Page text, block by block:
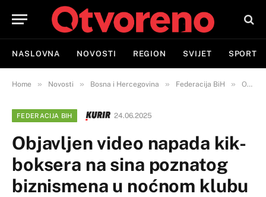
NASLOVNA NOVOSTI REGION SVIJET SPORT
Home » Novosti » Bosna i Hercegovina » Federacija BiH » Objavljen video napada kik-boksera na sina poznatog biznismena u noćnom klubu
FEDERACIJA BIH 24.06.2025
Objavljen video napada kik-
boksera na sina poznatog
biznismena u noćnom klubu